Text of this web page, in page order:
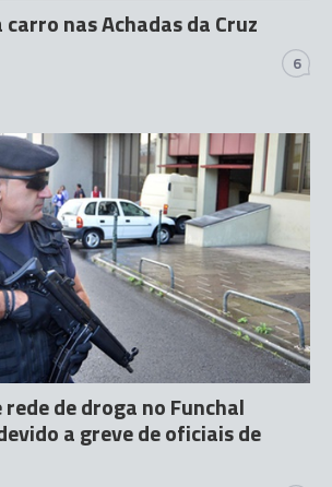
nas Achadas da Cruz
6
de droga no Funchal
a greve de oficiais de